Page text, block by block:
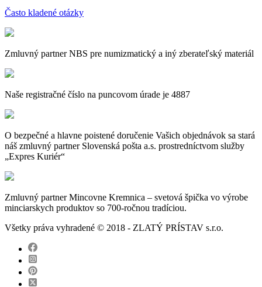
Často kladené otázky
Zmluvný partner NBS pre numizmatický a iný zberateľský materiál
Naše registračné číslo na puncovom úrade je 4887
O bezpečné a hlavne poistené doručenie Vašich objednávok sa stará
náš zmluvný partner Slovenská pošta a.s. prostredníctvom služby
„Expres Kuriér“
Zmluvný partner Mincovne Kremnica – svetová špička vo výrobe
minciarskych produktov so 700-ročnou tradíciou.
Všetky práva vyhradené © 2018 - ZLATÝ PRÍSTAV s.r.o.